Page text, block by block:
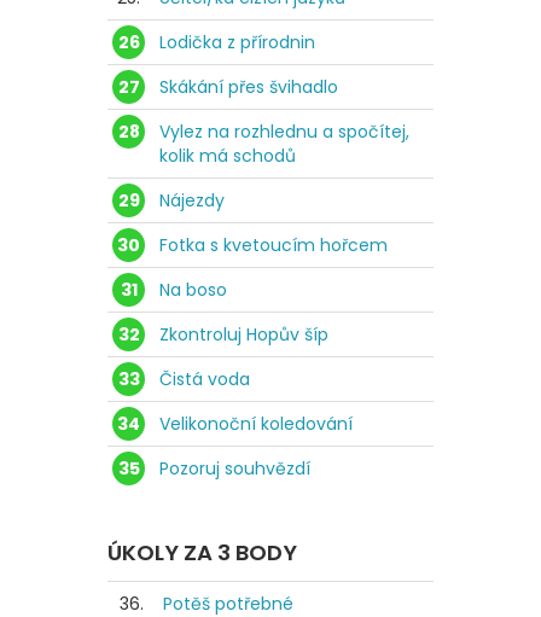
26
Lodička z přírodnin
27
Skákání přes švihadlo
28
Vylez na rozhlednu a spočítej,
kolik má schodů
29
Nájezdy
30
Fotka s kvetoucím hořcem
31
Na boso
32
Zkontroluj Hopův šíp
33
Čistá voda
34
Velikonoční koledování
35
Pozoruj souhvězdí
ÚKOLY ZA 3 BODY
36.
Potěš potřebné